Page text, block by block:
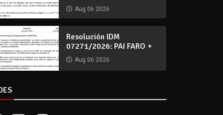
Aug 06 2026
Resolución IDM
07271/2026: PAI FARO +
Aug 06 2026